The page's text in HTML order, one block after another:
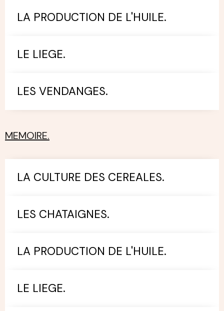
LA PRODUCTION DE L'HUILE.
LE LIEGE.
LES VENDANGES.
MEMOIRE.
LA CULTURE DES CEREALES.
LES CHATAIGNES.
LA PRODUCTION DE L'HUILE.
LE LIEGE.